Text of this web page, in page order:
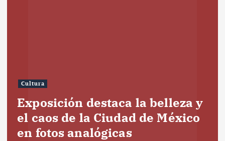
Cultura
Exposición destaca la belleza y
el caos de la Ciudad de México
en fotos analógicas